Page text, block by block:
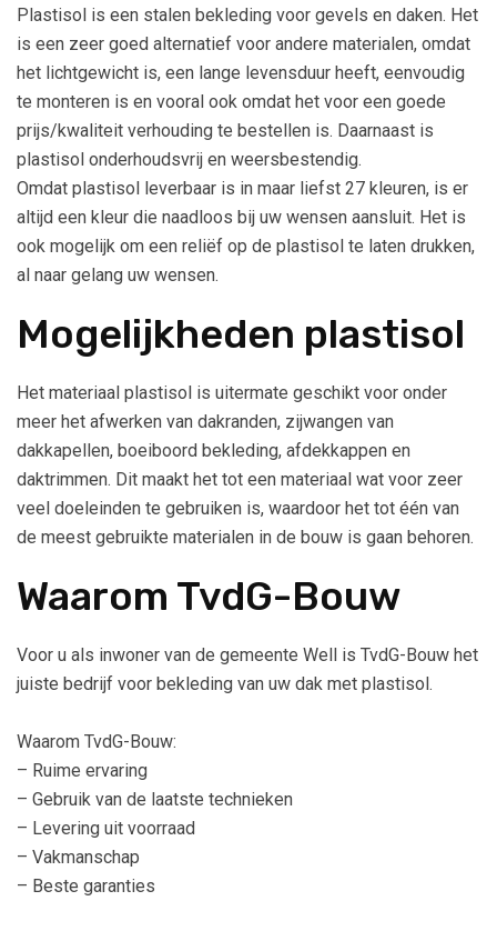
Plastisol is een stalen bekleding voor gevels en daken. Het
is een zeer goed alternatief voor andere materialen, omdat
het lichtgewicht is, een lange levensduur heeft, eenvoudig
te monteren is en vooral ook omdat het voor een goede
prijs/kwaliteit verhouding te bestellen is. Daarnaast is
plastisol onderhoudsvrij en weersbestendig.
Omdat plastisol leverbaar is in maar liefst 27 kleuren, is er
altijd een kleur die naadloos bij uw wensen aansluit. Het is
ook mogelijk om een reliëf op de plastisol te laten drukken,
al naar gelang uw wensen.
Mogelijkheden plastisol
Het materiaal plastisol is uitermate geschikt voor onder
meer het afwerken van dakranden, zijwangen van
dakkapellen, boeiboord bekleding, afdekkappen en
daktrimmen. Dit maakt het tot een materiaal wat voor zeer
veel doeleinden te gebruiken is, waardoor het tot één van
de meest gebruikte materialen in de bouw is gaan behoren.
Waarom TvdG-Bouw
Voor u als inwoner van de gemeente Well is TvdG-Bouw het
juiste bedrijf voor bekleding van uw dak met plastisol.
Waarom TvdG-Bouw:
– Ruime ervaring
– Gebruik van de laatste technieken
– Levering uit voorraad
– Vakmanschap
– Beste garanties